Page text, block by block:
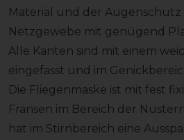
Material und der Augenschutz
Netzgewebe mit genügend
Alle Kanten sind mit einem
eingefasst und im
Die Fliegenmaske ist mit fest
Fransen im Bereich der
hat im Stirnbereich eine